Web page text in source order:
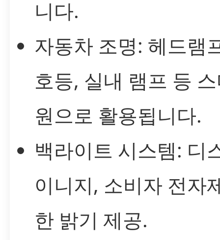
니다.
자동차 조명: 헤드램
호등, 실내 램프 등
원으로 활용됩니다.
백라이트 시스템: 디
이니지, 소비자 전자
한 밝기 제공.